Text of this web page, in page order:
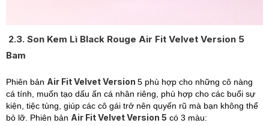
2.3. Son Kem Lì Black Rouge Air Fit Velvet Version 5
Bam
Phiên bản Air Fit Velvet Version 5 phù hợp cho những cô nàng
cá tính, muốn tạo dấu ấn cá nhân riêng, phù hợp cho các buổi sự
kiện, tiệc tùng, giúp các cô gái trở nên quyến rũ mà bạn không thể
bỏ lỡ. Phiên bản Air Fit Velvet Version 5 có 3 màu: